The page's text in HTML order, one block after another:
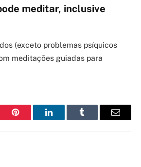
meditar, inclusive
(exceto problemas psíquicos
meditações guiadas para
Pinterest LinkedInTumblr Email